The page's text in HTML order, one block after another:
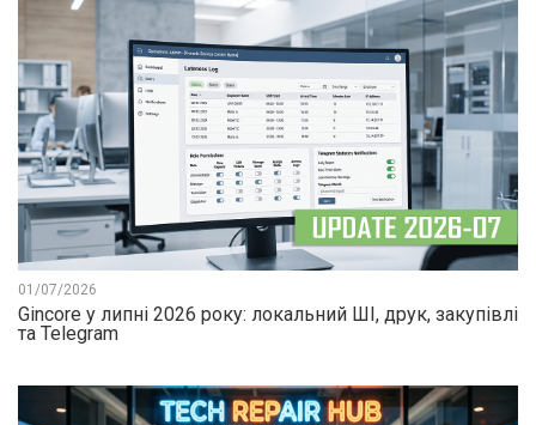
01/07/2026
Gincore у липні 2026 року: локальний ШІ, друк, закупівлі
та Telegram